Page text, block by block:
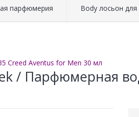
парфюмерия Body лосьон для
Creed Aventus for Men 30 мл
/ Парфюмерная